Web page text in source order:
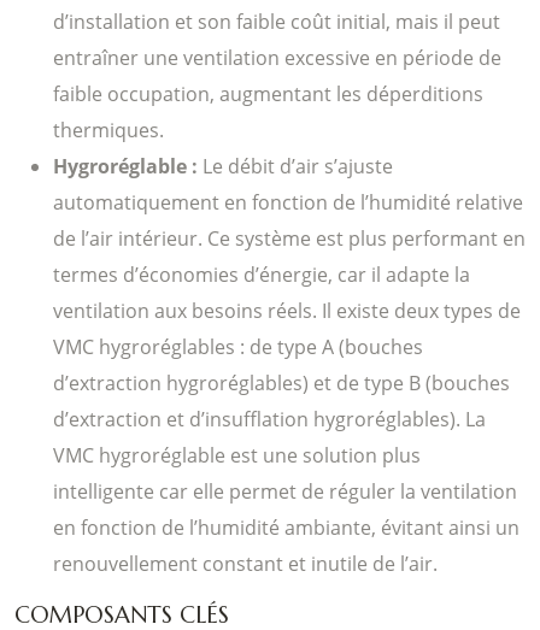
d’installation et son faible coût initial, mais il peut
entraîner une ventilation excessive en période de
faible occupation, augmentant les déperditions
thermiques.
Hygroréglable : Le débit d’air s’ajuste
automatiquement en fonction de l’humidité relative
de l’air intérieur. Ce système est plus performant en
termes d’économies d’énergie, car il adapte la
ventilation aux besoins réels. Il existe deux types de
VMC hygroréglables : de type A (bouches
d’extraction hygroréglables) et de type B (bouches
d’extraction et d’insufflation hygroréglables). La
VMC hygroréglable est une solution plus
intelligente car elle permet de réguler la ventilation
en fonction de l’humidité ambiante, évitant ainsi un
renouvellement constant et inutile de l’air.
COMPOSANTS CLÉS